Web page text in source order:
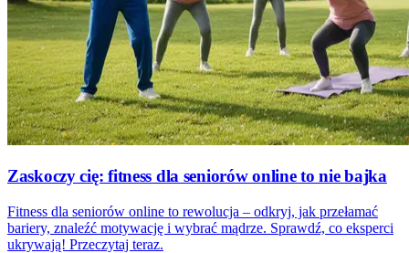
Zaskoczy cię: fitness dla seniorów online to nie bajka
Fitness dla seniorów online to rewolucja – odkryj, jak przełamać
bariery, znaleźć motywację i wybrać mądrze. Sprawdź, co eksperci
ukrywają! Przeczytaj teraz.